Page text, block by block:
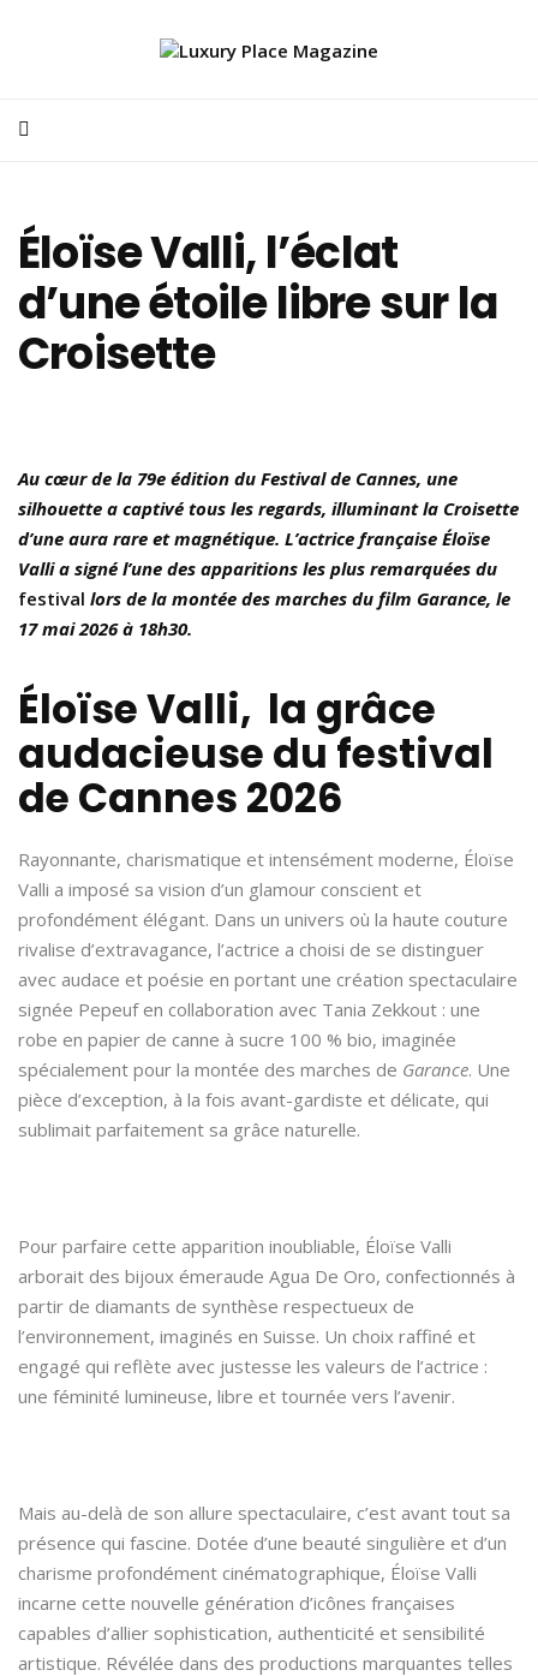
Éloïse Valli, l’éclat
d’une étoile libre sur la
Croisette
Au cœur de la 79e édition du Festival de Cannes, une
silhouette a captivé tous les regards, illuminant la Croisette
d’une aura rare et magnétique. L’actrice française Éloïse
Valli a signé l’une des apparitions les plus remarquées du
festival lors de la montée des marches du film Garance, le
17 mai 2026 à 18h30.
Éloïse Valli, la grâce
audacieuse du festival
de Cannes 2026
Rayonnante, charismatique et intensément moderne, Éloïse
Valli a imposé sa vision d’un glamour conscient et
profondément élégant. Dans un univers où la haute couture
rivalise d’extravagance, l’actrice a choisi de se distinguer
avec audace et poésie en portant une création spectaculaire
signée Pepeuf en collaboration avec Tania Zekkout : une
robe en papier de canne à sucre 100 % bio, imaginée
spécialement pour la montée des marches de Garance. Une
pièce d’exception, à la fois avant-gardiste et délicate, qui
sublimait parfaitement sa grâce naturelle.
Pour parfaire cette apparition inoubliable, Éloïse Valli
arborait des bijoux émeraude Agua De Oro, confectionnés à
partir de diamants de synthèse respectueux de
l’environnement, imaginés en Suisse. Un choix raffiné et
engagé qui reflète avec justesse les valeurs de l’actrice :
une féminité lumineuse, libre et tournée vers l’avenir.
Mais au-delà de son allure spectaculaire, c’est avant tout sa
présence qui fascine. Dotée d’une beauté singulière et d’un
charisme profondément cinématographique, Éloïse Valli
incarne cette nouvelle génération d’icônes françaises
capables d’allier sophistication, authenticité et sensibilité
artistique. Révélée dans des productions marquantes telles